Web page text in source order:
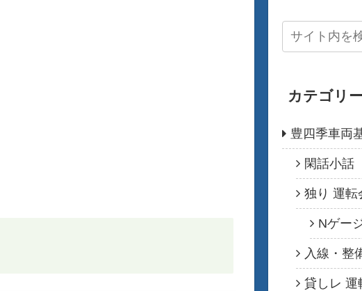
カテゴリー
豊四季車両
閑話小話
独り 運転
Nゲー
入線・整
貸しレ 運